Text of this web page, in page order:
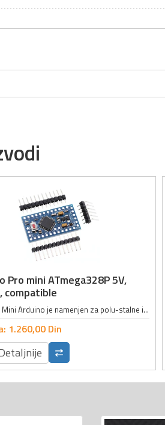
Pro mini ATmega328P 5V,
compatible
Opis: Pro Mini Arduino je namenjen za polu-stalne instalacije u objektima ili izložbama, omogućavajući korišćenje različitih tipova konektora ili direktnog lemljenje žica, namenjen je za projekte koji vode računa o veličini i...
1.260,00 Din